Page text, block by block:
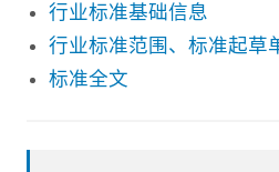
行业标准基础信息
行业标准范围、标准起草
标准全文